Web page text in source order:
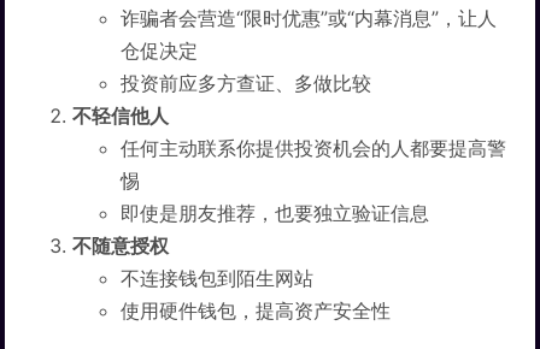
诈骗者会营造“限时优惠”或“内幕消息”，让人
仓促决定
投资前应多方查证、多做比较
不轻信他人
任何主动联系你提供投资机会的人都要提高警
惕
即使是朋友推荐，也要独立验证信息
不随意授权
不连接钱包到陌生网站
使用硬件钱包，提高资产安全性